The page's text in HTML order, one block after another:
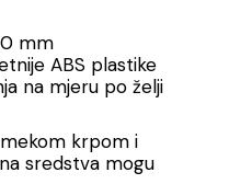
mm
ABS plastike
na mjeru po želji
krpom i
sredstva mogu